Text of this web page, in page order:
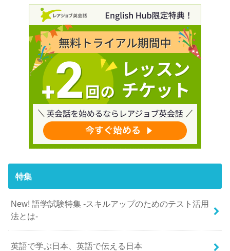
特集
New! 語学試験特集 -スキルアップのためのテスト活用
法とは-
英語で学ぶ日本、英語で伝える日本